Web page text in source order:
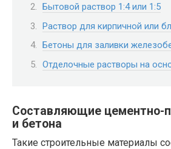
Бытовой раствор 1:4 или 1:5
Раствор для кирпичной или
Бетоны для заливки
Отделочные растворы на
Составляющие цементно-
и бетона
Такие строительные материалы